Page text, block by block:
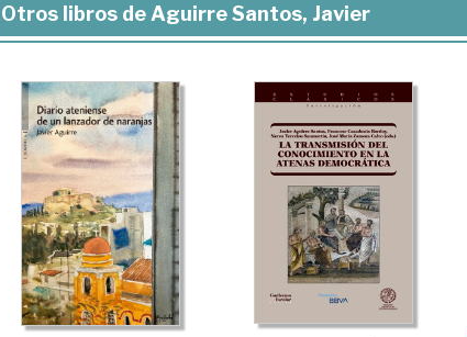
Otros libros de Aguirre Santos, Javier